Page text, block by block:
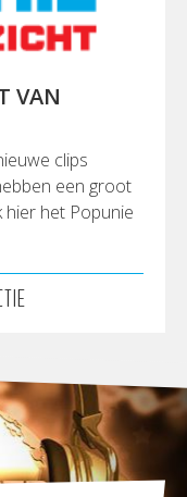
VAN
clips
een groot
hier het Popunie